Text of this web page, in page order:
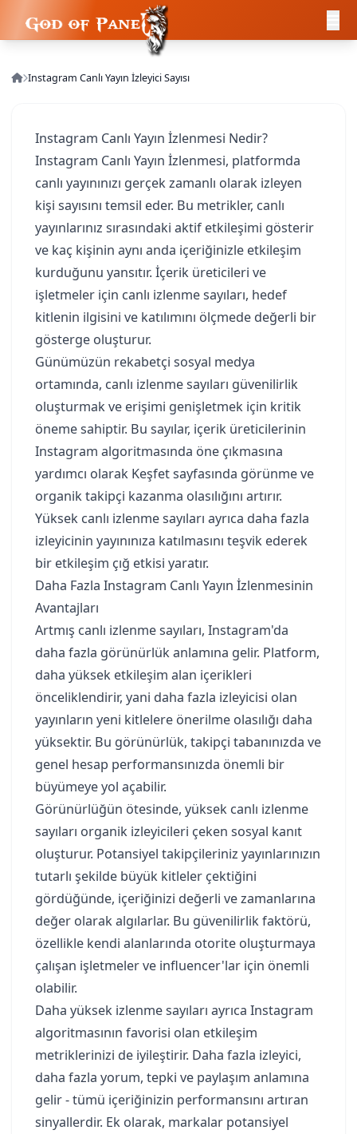
Instagram Canlı Yayın İzleyici Sayısı
Instagram Canlı Yayın İzlenmesi Nedir?
Instagram Canlı Yayın İzlenmesi, platformda
canlı yayınınızı gerçek zamanlı olarak izleyen
kişi sayısını temsil eder. Bu metrikler, canlı
yayınlarınız sırasındaki aktif etkileşimi gösterir
ve kaç kişinin aynı anda içeriğinizle etkileşim
kurduğunu yansıtır. İçerik üreticileri ve
işletmeler için canlı izlenme sayıları, hedef
kitlenin ilgisini ve katılımını ölçmede değerli bir
gösterge oluşturur.
Günümüzün rekabetçi sosyal medya
ortamında, canlı izlenme sayıları güvenilirlik
oluşturmak ve erişimi genişletmek için kritik
öneme sahiptir. Bu sayılar, içerik üreticilerinin
Instagram algoritmasında öne çıkmasına
yardımcı olarak Keşfet sayfasında görünme ve
organik takipçi kazanma olasılığını artırır.
Yüksek canlı izlenme sayıları ayrıca daha fazla
izleyicinin yayınınıza katılmasını teşvik ederek
bir etkileşim çığ etkisi yaratır.
Daha Fazla Instagram Canlı Yayın İzlenmesinin
Avantajları
Artmış canlı izlenme sayıları, Instagram'da
daha fazla görünürlük anlamına gelir. Platform,
daha yüksek etkileşim alan içerikleri
önceliklendirir, yani daha fazla izleyicisi olan
yayınların yeni kitlelere önerilme olasılığı daha
yüksektir. Bu görünürlük, takipçi tabanınızda ve
genel hesap performansınızda önemli bir
büyümeye yol açabilir.
Görünürlüğün ötesinde, yüksek canlı izlenme
sayıları organik izleyicileri çeken sosyal kanıt
oluşturur. Potansiyel takipçileriniz yayınlarınızın
tutarlı şekilde büyük kitleler çektiğini
gördüğünde, içeriğinizi değerli ve zamanlarına
değer olarak algılarlar. Bu güvenilirlik faktörü,
özellikle kendi alanlarında otorite oluşturmaya
çalışan işletmeler ve influencer'lar için önemli
olabilir.
Daha yüksek izlenme sayıları ayrıca Instagram
algoritmasının favorisi olan etkileşim
metriklerinizi de iyileştirir. Daha fazla izleyici,
daha fazla yorum, tepki ve paylaşım anlamına
gelir - tümü içeriğinizin performansını artıran
sinyallerdir. Ek olarak, markalar potansiyel